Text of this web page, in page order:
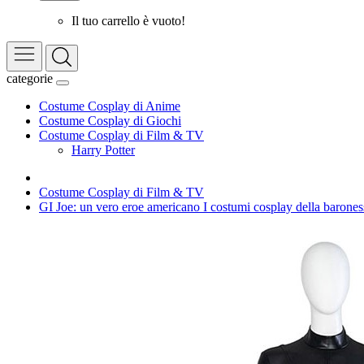
Il tuo carrello è vuoto!
categorie
Costume Cosplay di Anime
Costume Cosplay di Giochi
Costume Cosplay di Film & TV
Harry Potter
Costume Cosplay di Film & TV
GI Joe: un vero eroe americano I costumi cosplay della